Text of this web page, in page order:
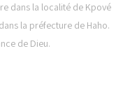
dans la localité de Kpové
la préfecture de Haho.
de Dieu.